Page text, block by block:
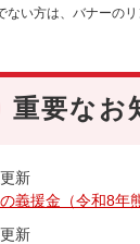
い方は、バナーの
重要なお
新
義援金（令和8年
新